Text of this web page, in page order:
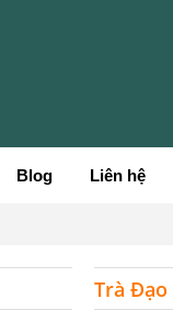
Blog Liên hệ
Trà Đạo